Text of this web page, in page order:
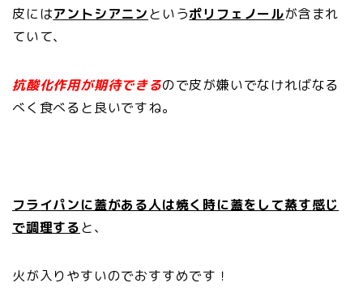
皮にはアントシアニンというポリフェノールが含まれ
ていて、
抗酸化作用が期待できるので皮が嫌いでなければなる
べく食べると良いですね。
フライパンに蓋がある人は焼く時に蓋をして蒸す感じ
で調理すると、
火が入りやすいのでおすすめです！